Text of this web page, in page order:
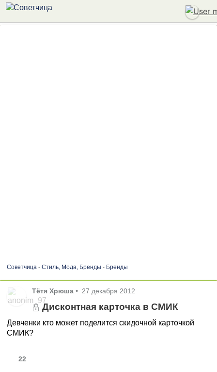
Советчица- Стиль, Мода, Бренды - Бренды
Тётя Хрюша • 27 декабря 2012
Дисконтная карточка в СМИК
Девченки кто может поделится скидочной карточкой
СМИК?
22